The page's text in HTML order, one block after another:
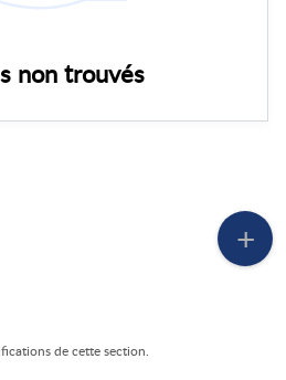
non trouvés
de cette section.